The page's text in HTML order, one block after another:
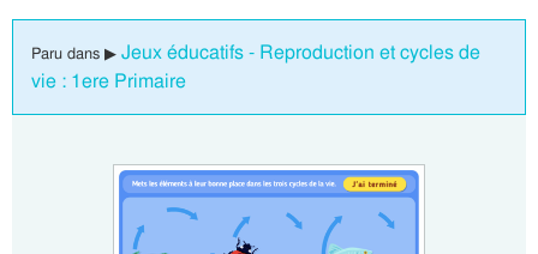
Paru dans ▶ Jeux éducatifs - Reproduction et cycles de
vie : 1ere Primaire